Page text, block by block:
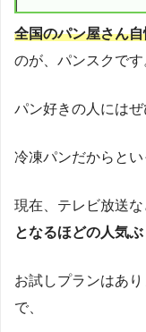
全国のパン屋さん
のが、パンスクです
パン好きの人にはぜ
冷凍パンだからとい
現在、テレビ放送な
となるほどの人気ぶ
お試しプランはあ
で、